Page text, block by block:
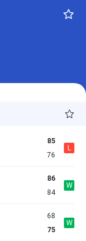
85
76
L
86
84
W
68
75
W